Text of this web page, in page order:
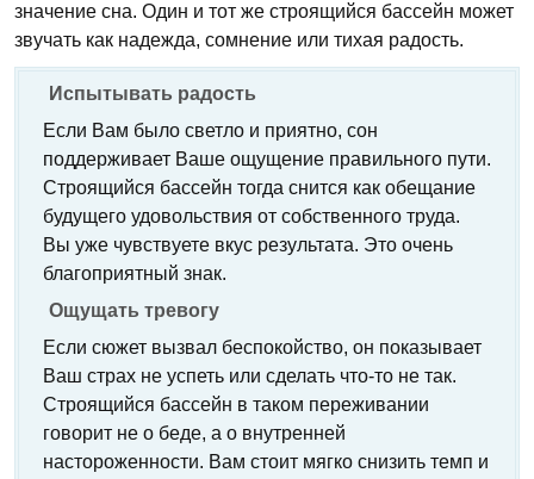
значение сна. Один и тот же строящийся бассейн может
звучать как надежда, сомнение или тихая радость.
Испытывать радость
Если Вам было светло и приятно, сон
поддерживает Ваше ощущение правильного пути.
Строящийся бассейн тогда снится как обещание
будущего удовольствия от собственного труда.
Вы уже чувствуете вкус результата. Это очень
благоприятный знак.
Ощущать тревогу
Если сюжет вызвал беспокойство, он показывает
Ваш страх не успеть или сделать что-то не так.
Строящийся бассейн в таком переживании
говорит не о беде, а о внутренней
настороженности. Вам стоит мягко снизить темп и